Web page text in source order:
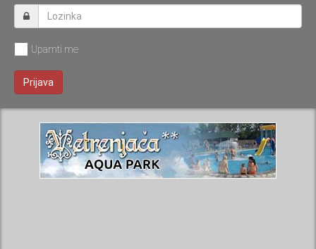
Upamti me